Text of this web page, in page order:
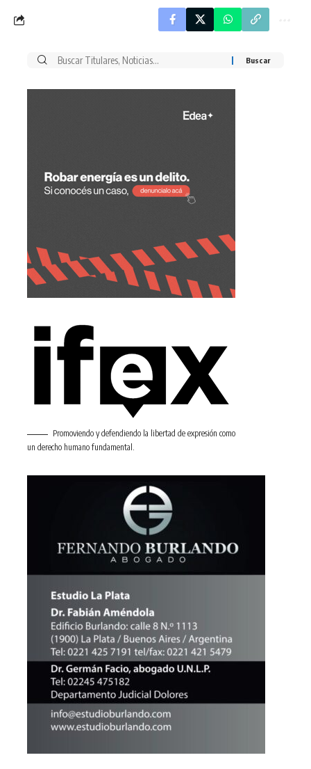
Buscar
Promoviendo y defendiendo la libertad de expresión como
un derecho humano fundamental.